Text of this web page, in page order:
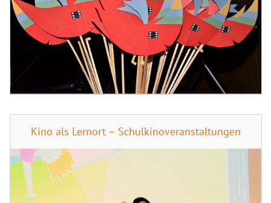
Kino als Lernort – Schulkinoveranstaltungen